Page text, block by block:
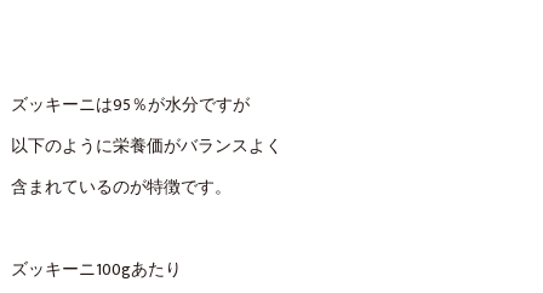
ズッキーニは95％が水分ですが
以下のように栄養価がバランスよく
含まれているのが特徴です。
ズッキーニ100gあたり